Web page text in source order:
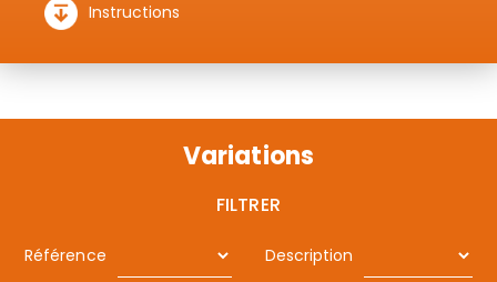
Instructions
Variations
FILTRER
Référence
Description